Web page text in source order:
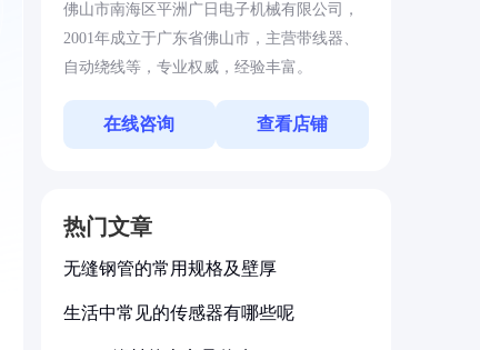
佛山市南海区平洲广日电子机械有限公司，
2001年成立于广东省佛山市，主营带线器、
自动绕线等，专业权威，经验丰富。
在线咨询 查看店铺
热门文章
无缝钢管的常用规格及壁厚
生活中常见的传感器有哪些呢